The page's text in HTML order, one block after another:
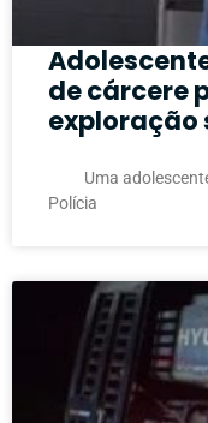
de cárcere
exploração
Uma adolescente
Polícia